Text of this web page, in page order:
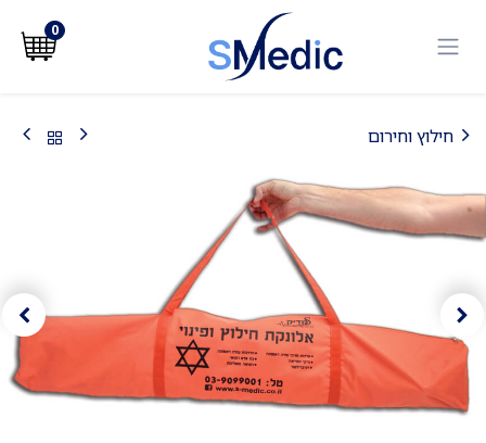
0
חילוץ וחירום